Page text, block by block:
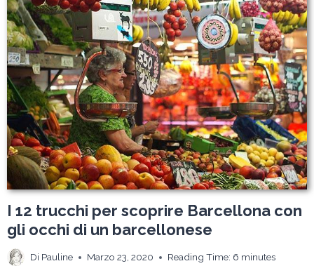
QUELLO
CHE
C’È
DA
SAPERE
PER
UNA
VACANZA
TRANQUILLA
I 12 trucchi per scoprire Barcellona con
gli occhi di un barcellonese
Di Pauline Marzo 23, 2020 Reading Time: 6 minutes